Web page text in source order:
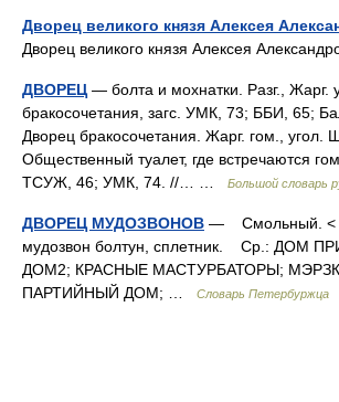
Дворец великого князя Алексея
Дворец великого князя Алексея
ДВОРЕЦ — болта и мохнатки. Разг., Жарг.
бракосочетания, загс. УМК, 73; ББИ, 65;
Дворец бракосочетания. Жарг. гом., угол.
Общественный туалет, где встречаются
ТСУЖ, 46; УМК, 74. //… …
Большой словарь
ДВОРЕЦ МУДОЗВОНОВ — Смольный. <
мудозвон болтун, сплетник. Ср.: ДОМ
ДОМ2; КРАСНЫЕ МАСТУРБАТОРЫ;
ПАРТИЙНЫЙ ДОМ; …
Словарь Петербуржца